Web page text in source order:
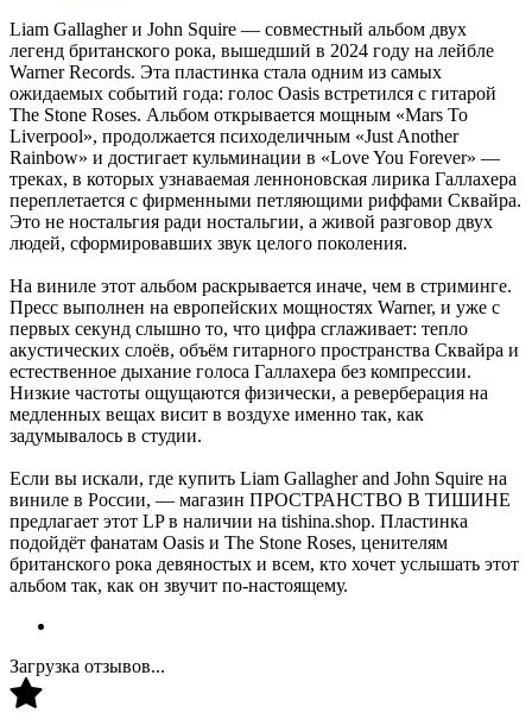
Liam Gallagher и John Squire — совместный альбом двух
легенд британского рока, вышедший в 2024 году на лейбле
Warner Records. Эта пластинка стала одним из самых
ожидаемых событий года: голос Oasis встретился с гитарой
The Stone Roses. Альбом открывается мощным «Mars To
Liverpool», продолжается психоделичным «Just Another
Rainbow» и достигает кульминации в «Love You Forever» —
треках, в которых узнаваемая ленноновская лирика Галлахера
переплетается с фирменными петляющими риффами Сквайра.
Это не ностальгия ради ностальгии, а живой разговор двух
людей, сформировавших звук целого поколения.
На виниле этот альбом раскрывается иначе, чем в стриминге.
Пресс выполнен на европейских мощностях Warner, и уже с
первых секунд слышно то, что цифра сглаживает: тепло
акустических слоёв, объём гитарного пространства Сквайра и
естественное дыхание голоса Галлахера без компрессии.
Низкие частоты ощущаются физически, а реверберация на
медленных вещах висит в воздухе именно так, как
задумывалось в студии.
Если вы искали, где купить Liam Gallagher and John Squire на
виниле в России, — магазин ПРОСТРАНСТВО В ТИШИНЕ
предлагает этот LP в наличии на tishina.shop. Пластинка
подойдёт фанатам Oasis и The Stone Roses, ценителям
британского рока девяностых и всем, кто хочет услышать этот
альбом так, как он звучит по-настоящему.
Загрузка отзывов...